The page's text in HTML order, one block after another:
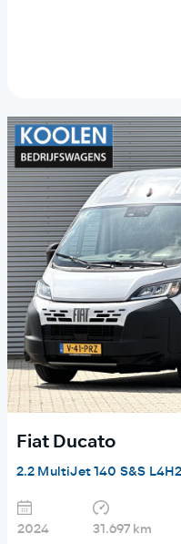
Fiat Ducato
2.2 MultiJet 140 S&S
2024 31.697 km